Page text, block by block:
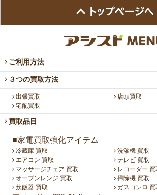
ご利用方法
３つの買取方法
出張買取
店頭買取
宅配買取
買取品目
■家電買取強化アイテム
冷蔵庫 買取
洗濯機 買取
エアコン 買取
テレビ 買取
マッサージチェア 買取
レコーダー 買
オーブンレンジ 買取
掃除機 買取
炊飯器 買取
ガスコンロ 買